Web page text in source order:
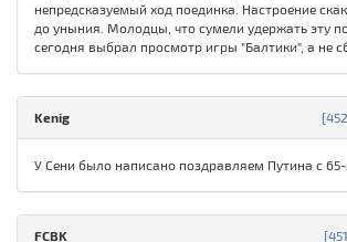
непредсказуемый ход поединка. Настроение
до уныния. Молодцы, что сумели удержать эту
сегодня выбрал просмотр игры "Балтики", а не
Kenig
У Сени было написано поздравляем Путина с
FCBK